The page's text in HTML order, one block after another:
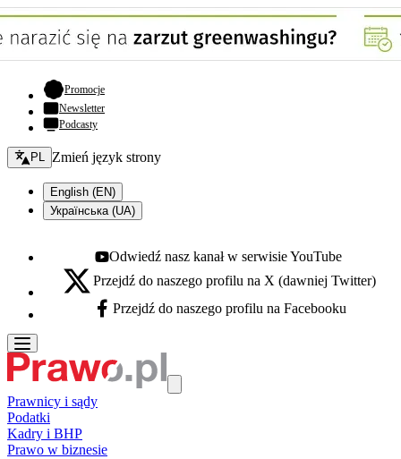
Promocje- otwiera się w nowej karcie
Newsletter
Podcasty
Zmień język - bieżący:
PL Zmień język strony
English (EN)
Українська (UA)
Youtube - otwiera się w nowej karcie
Odwiedź nasz kanał w serwisie YouTube
X - otwiera się w nowej karcie
Przejdź do naszego profilu na X (dawniej Twitter)
Facebook - otwiera się w nowej karcie
Przejdź do naszego profilu na Facebooku
Prawnicy i sądy
Podatki
Kadry i BHP
Prawo w biznesie